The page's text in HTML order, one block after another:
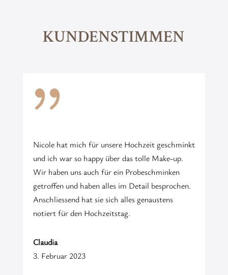
KUNDENSTIMMEN
{
Nicole hat mich für unsere Hochzeit geschminkt
und ich war so happy über das tolle Make-up.
Wir haben uns auch für ein Probeschminken
getroffen und haben alles im Detail besprochen.
Anschliessend hat sie sich alles genaustens
notiert für den Hochzeitstag.
Claudia
3. Februar 2023